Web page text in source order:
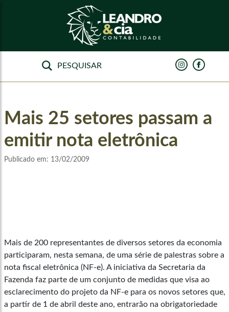
Mais 25 setores passam a
emitir nota eletrônica
Publicado em: 13/02/2009
Mais de 200 representantes de diversos setores da economia
participaram, nesta semana, de uma série de palestras sobre a
nota fiscal eletrônica (NF-e). A iniciativa da Secretaria da
Fazenda faz parte de um conjunto de medidas que visa ao
esclarecimento do projeto da NF-e para os novos setores que,
a partir de 1 de abril deste ano, entrarão na obrigatoriedade